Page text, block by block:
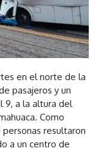
en el norte de la
pasajeros y un
9, a la altura del
Como
resultaron
a un centro de